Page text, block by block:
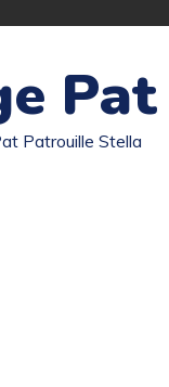
Patrouille Stella